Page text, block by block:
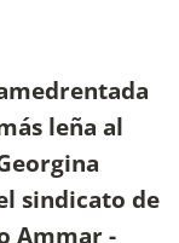
leña al
sindicato de
Ammar -